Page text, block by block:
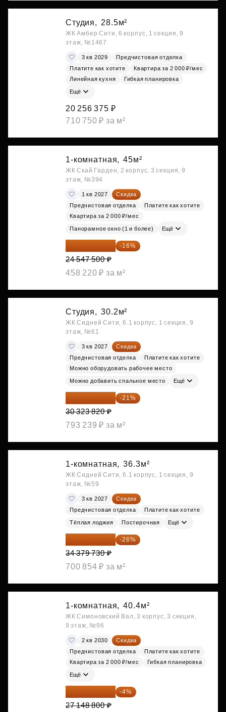
Студия, 28.5м²
ЖК Амбер Сити, 6 корпус, 1 секция, 9
этаж, №1467
3 кв 2029
Предчистовая отделка
Платите как хотите
Квартира за 2 000 ₽/мес
Линейная кухня
Гибкая планировка
Ещё
20 256 375 ₽
710 750 ₽ за м²
1-комнатная, 45м²
ЖК Скай Гарден, 2 корпус, 3 секция, 9
этаж, №394
1 кв 2027
Скидка
Предчистовая отделка
Платите как хотите
Квартира за 2 000 ₽/мес
Панорамное окно (1 и более) Ещё
20 619 900 ₽ -16%
24 547 500 ₽
458 220 ₽ за м²
Студия, 30.2м²
ЖК Сидней Сити, 6.1 корпус, 1 секция, 9
этаж, №61
3 кв 2027
Скидка
Предчистовая отделка
Платите как хотите
Можно оборудовать рабочее место
Можно добавить спальное место Ещё
23 955 818 ₽ -21%
30 323 820 ₽
793 239 ₽ за м²
1-комнатная, 36.3м²
ЖК Сидней Сити, 6.1 корпус, 1 секция, 9
этаж, №59
3 кв 2027
Скидка
Предчистовая отделка
Платите как хотите
Тёплая лоджия Постирочная Ещё
25 441 000 ₽ -26%
34 379 730 ₽
700 854 ₽ за м²
1-комнатная, 40.4м²
ЖК Симоновский Вал, 3 корпус, 3 секция,
9 этаж, №96
2 кв 2030
Скидка
Предчистовая отделка
Платите как хотите
Квартира за 2 000 ₽/мес
Гибкая планировка
Ещё
26 062 848 ₽ -4%
27 148 800 ₽